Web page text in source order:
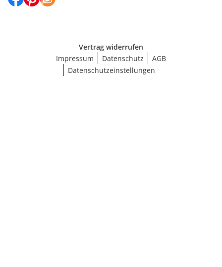
Vertrag widerrufen
Impressum
Datenschutz
AGB
Datenschutzeinstellungen